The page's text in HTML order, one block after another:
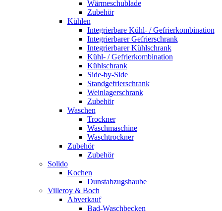
Wärmeschublade
Zubehör
Kühlen
Integrierbare Kühl- / Gefrierkombination
Integrierbarer Gefrierschrank
Integrierbarer Kühlschrank
Kühl- / Gefrierkombination
Kühlschrank
Side-by-Side
Standgefrierschrank
Weinlagerschrank
Zubehör
Waschen
Trockner
Waschmaschine
Waschtrockner
Zubehör
Zubehör
Solido
Kochen
Dunstabzugshaube
Villeroy & Boch
Abverkauf
Bad-Waschbecken